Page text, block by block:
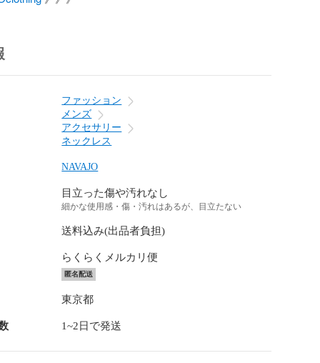
ファッション
メンズ
アクセサリー
ネックレス
NAVAJO
目立った傷や汚れなし
細かな使用感・傷・汚れはあるが、目立たない
送料込み(出品者負担)
らくらくメルカリ便
匿名配送
東京都
1~2日で発送